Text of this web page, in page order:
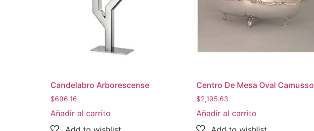
Candelabro Arborescense
$696.16
Añadir al carrito
Centro De Mesa Oval Camusso
$2,195.63
Añadir al carrito